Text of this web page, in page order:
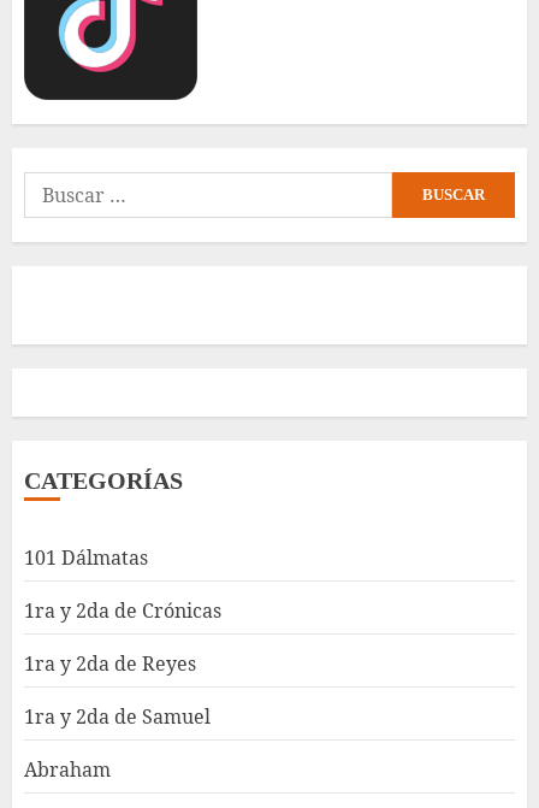
Buscar:
CATEGORÍAS
101 Dálmatas
1ra y 2da de Crónicas
1ra y 2da de Reyes
1ra y 2da de Samuel
Abraham